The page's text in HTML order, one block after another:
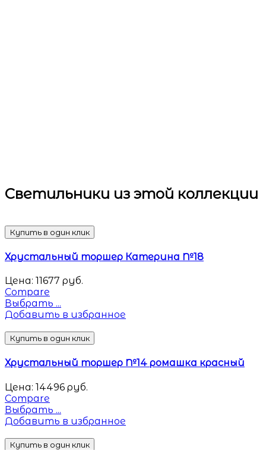
Светильники из этой коллекции
Купить в один клик
Хрустальный торшер Катерина №18
Цена: 11677 руб.
Compare
Выбрать ...
Добавить в избранное
Купить в один клик
Хрустальный торшер №14 ромашка красный
Цена: 14496 руб.
Compare
Выбрать ...
Добавить в избранное
Купить в один клик